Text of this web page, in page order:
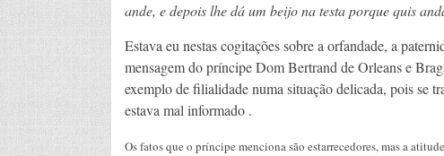
ande, e depois lhe dá um beijo na testa porque quis
Estava eu nestas cogitações sobre a orfandade, a
mensagem do príncipe Dom Bertrand de Orleans e
exemplo de filialidade numa situação delicada, pois se
estava mal informado .
Os fatos que o príncipe menciona são estarrecedores, mas a